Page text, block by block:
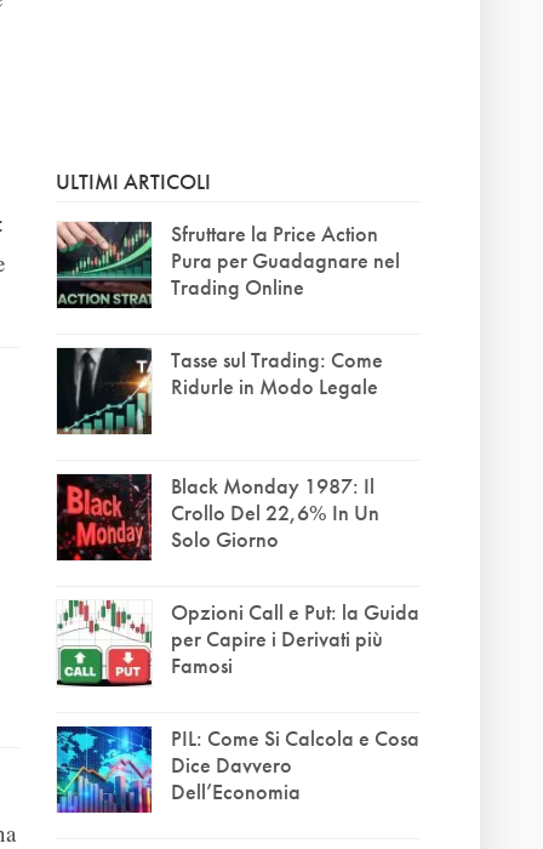
ULTIMI ARTICOLI
Sfruttare la Price Action
Pura per Guadagnare nel
Trading Online
Tasse sul Trading: Come
Ridurle in Modo Legale
Black Monday 1987: Il
Crollo Del 22,6% In Un
Solo Giorno
Opzioni Call e Put: la Guida
per Capire i Derivati più
Famosi
PIL: Come Si Calcola e Cosa
Dice Davvero
Dell’Economia